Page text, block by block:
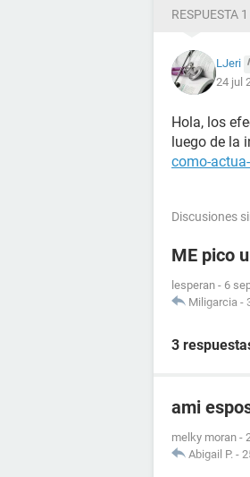
RESPUESTA
LJeri
24 jul
Hola, los
luego de la
como-
Discusiones
ME pico
lesperan - 6
Miligarcia -
3
ami
melky moran -
Abigail P. -